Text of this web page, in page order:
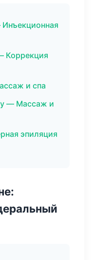
Коррекция
и спа
— Массаж и
эпиляция